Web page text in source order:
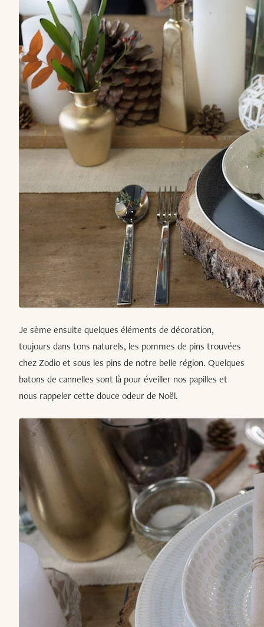
Je sème ensuite quelques éléments de décoration,
toujours dans tons naturels, les pommes de pins trouvées
chez Zodio et sous les pins de notre belle région. Quelques
batons de cannelles sont là pour éveiller nos papilles et
nous rappeler cette douce odeur de Noël.